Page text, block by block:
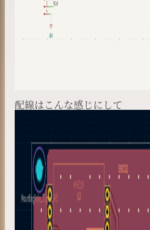
配線はこんな感じにして